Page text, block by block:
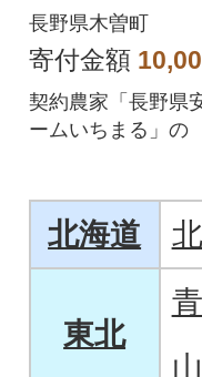
長野県木曽町
寄付金額
契約農家「長野県
ームいちまる」
北海道
東北